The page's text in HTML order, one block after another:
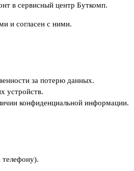
в сервисный центр Буткомп.
и согласен с ними.
за потерю данных.
устройств.
конфиденциальной информации.
телефону).